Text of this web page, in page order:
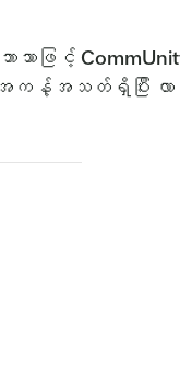
ြင့်
ရာအကန့်အသတ်ရှိပြီး